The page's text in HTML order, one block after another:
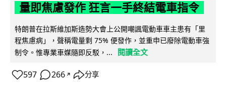
量即焦慮發作 狂言一手終結電車指令
特朗普在拉斯維加斯造勢大會上公開嘲諷電動車車主患有「里
程焦慮病」，聲稱電量剩 75% 便發作，並重申已廢除電動車強
制令。惟專業車媒隨即反駁，...
閱讀全文
597 266 ↗ 分享